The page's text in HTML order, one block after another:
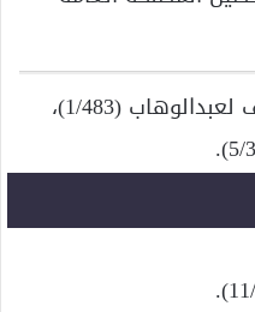
([1]) المبسوط (4/63)، الإشراف لعبدالوهاب (1/483)،